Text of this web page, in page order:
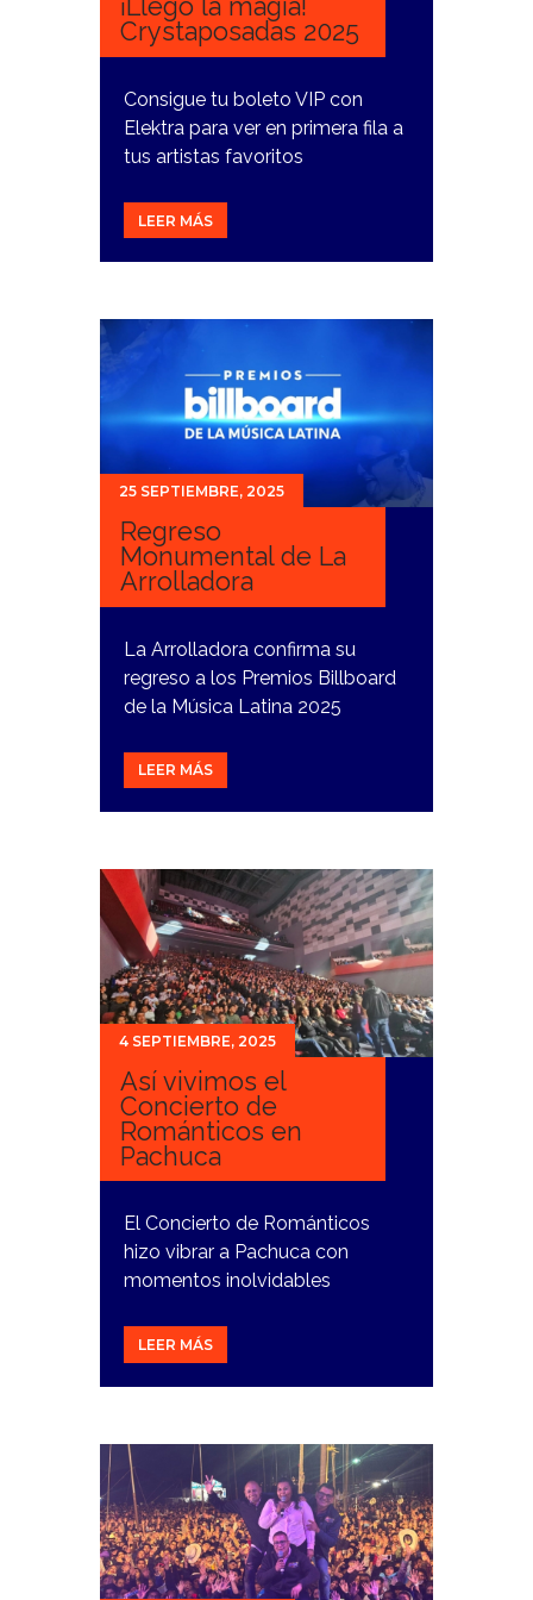
¡Llegó la magia!
Crystaposadas 2025
Consigue tu boleto VIP con
Elektra para ver en primera fila a
tus artistas favoritos
LEER MÁS
25 SEPTIEMBRE, 2025
Regreso
Monumental de La
Arrolladora
La Arrolladora confirma su
regreso a los Premios Billboard
de la Música Latina 2025
LEER MÁS
4 SEPTIEMBRE, 2025
Así vivimos el
Concierto de
Románticos en
Pachuca
El Concierto de Románticos
hizo vibrar a Pachuca con
momentos inolvidables
LEER MÁS